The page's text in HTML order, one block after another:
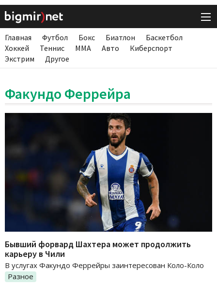
Главная Футбол Бокс Биатлон
Баскетбол
Хоккей
Теннис ММА Авто
Киберспорт
Экстрим
Другое
Факундо Феррейра
Бывший форвард Шахтера может продолжить
карьеру в Чили
В услугах Факундо Феррейры заинтересован Коло-Коло
Разное